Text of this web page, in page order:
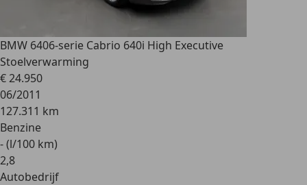
BMW 6406-serie Cabrio 640i High Executive
Stoelverwarming
€ 24.950
06/2011
127.311 km
Benzine
- (l/100 km)
2,8
Autobedrijf